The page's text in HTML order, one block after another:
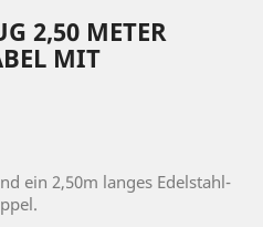
2,50 METER
MIT
ein 2,50m langes Edelstahl-